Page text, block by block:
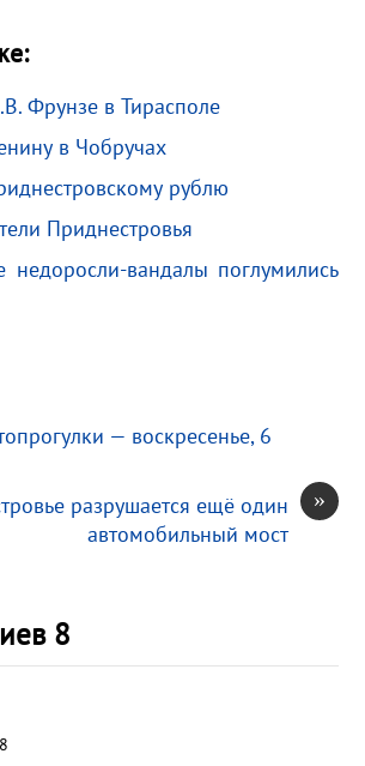
Фрунзе в Тирасполе
в Чобручах
рублю
Приднестровья
недоросли-вандалы поглумились
— воскресенье, 6
»
разрушается ещё один
автомобильный мост
8